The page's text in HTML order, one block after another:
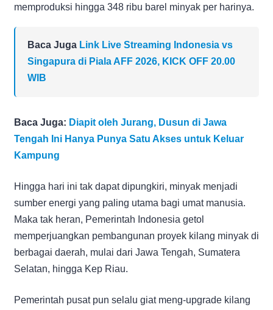
memproduksi hingga 348 ribu barel minyak per harinya.
Baca Juga Link Live Streaming Indonesia vs
Singapura di Piala AFF 2026, KICK OFF 20.00
WIB
Baca Juga: Diapit oleh Jurang, Dusun di Jawa
Tengah Ini Hanya Punya Satu Akses untuk Keluar
Kampung
Hingga hari ini tak dapat dipungkiri, minyak menjadi
sumber energi yang paling utama bagi umat manusia.
Maka tak heran, Pemerintah Indonesia getol
memperjuangkan pembangunan proyek kilang minyak di
berbagai daerah, mulai dari Jawa Tengah, Sumatera
Selatan, hingga Kep Riau.
Pemerintah pusat pun selalu giat meng-upgrade kilang